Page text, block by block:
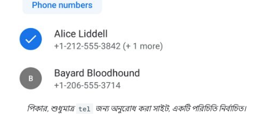
পিকার, শুধুমাত্র tel জন্য অনুরোধ করা সাইট, একটি পরিচিতি নির্বাচিত।